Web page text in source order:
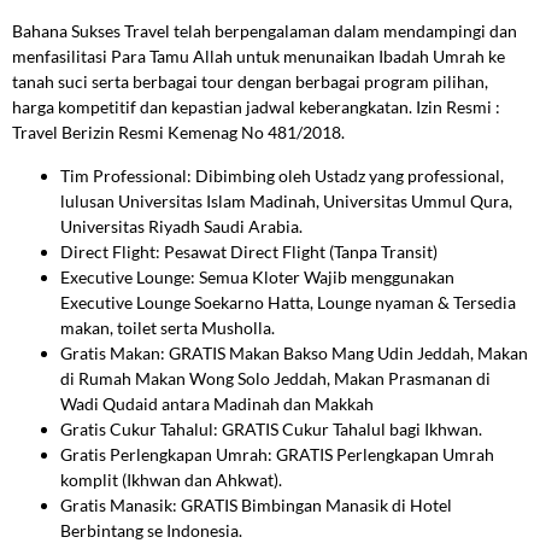
Bahana Sukses Travel telah berpengalaman dalam mendampingi dan
menfasilitasi Para Tamu Allah untuk menunaikan Ibadah Umrah ke
tanah suci serta berbagai tour dengan berbagai program pilihan,
harga kompetitif dan kepastian jadwal keberangkatan. Izin Resmi :
Travel Berizin Resmi Kemenag No 481/2018.
Tim Professional: Dibimbing oleh Ustadz yang professional,
lulusan Universitas Islam Madinah, Universitas Ummul Qura,
Universitas Riyadh Saudi Arabia.
Direct Flight: Pesawat Direct Flight (Tanpa Transit)
Executive Lounge: Semua Kloter Wajib menggunakan
Executive Lounge Soekarno Hatta, Lounge nyaman & Tersedia
makan, toilet serta Musholla.
Gratis Makan: GRATIS Makan Bakso Mang Udin Jeddah, Makan
di Rumah Makan Wong Solo Jeddah, Makan Prasmanan di
Wadi Qudaid antara Madinah dan Makkah
Gratis Cukur Tahalul: GRATIS Cukur Tahalul bagi Ikhwan.
Gratis Perlengkapan Umrah: GRATIS Perlengkapan Umrah
komplit (Ikhwan dan Ahkwat).
Gratis Manasik: GRATIS Bimbingan Manasik di Hotel
Berbintang se Indonesia.